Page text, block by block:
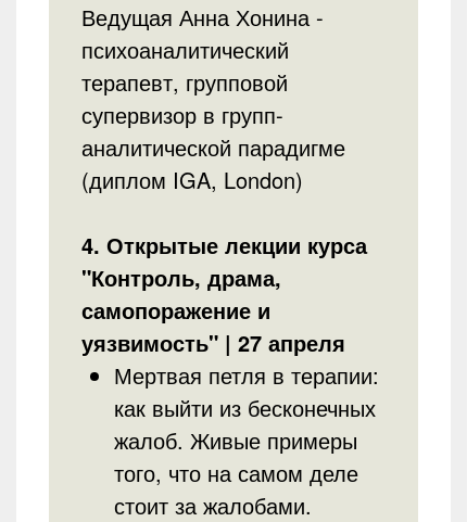
Ведущая Анна Хонина -
психоаналитический
терапевт, групповой
супервизор в групп-
аналитической парадигме
(диплом IGA, London)
4. Открытые лекции курса
"Контроль, драма,
самопоражение и
уязвимость" | 27 апреля
Мертвая петля в терапии:
как выйти из бесконечных
жалоб. Живые примеры
того, что на самом деле
стоит за жалобами.